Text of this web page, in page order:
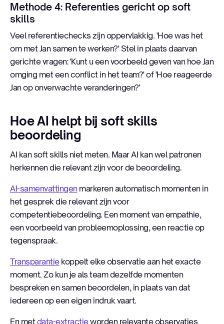
Methode 4: Referenties gericht op soft
skills
Veel referentiechecks zijn oppervlakkig. 'Hoe was het
om met Jan samen te werken?' Stel in plaats daarvan
gerichte vragen: 'Kunt u een voorbeeld geven van hoe Jan
omging met een conflict in het team?' of 'Hoe reageerde
Jan op onverwachte veranderingen?'
Hoe AI helpt bij soft skills
beoordeling
AI kan soft skills niet meten. Maar AI kan wel patronen
herkennen die relevant zijn voor de beoordeling.
AI-samenvattingenmarkeren automatisch momenten in
het gesprek die relevant zijn voor
competentiebeoordeling. Een moment van empathie,
een voorbeeld van probleemoplossing, een reactie op
tegenspraak.
Transparantiekoppelt elke observatie aan het exacte
moment. Zo kun je als team dezelfde momenten
bespreken en samen beoordelen, in plaats van dat
iedereen op een eigen indruk vaart.
En metdata-extractieworden relevante observaties